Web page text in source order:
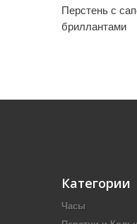
Перстень с
бриллантами
Категории
Часы